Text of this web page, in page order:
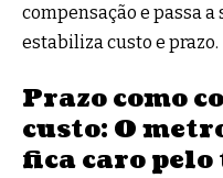
compensação e passa
estabiliza custo e prazo.
Prazo como
custo: O
fica caro pelo